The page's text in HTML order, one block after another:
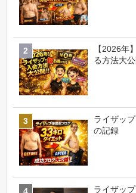
【2026年
る方法大
ライザッ
の記録
ライザッ